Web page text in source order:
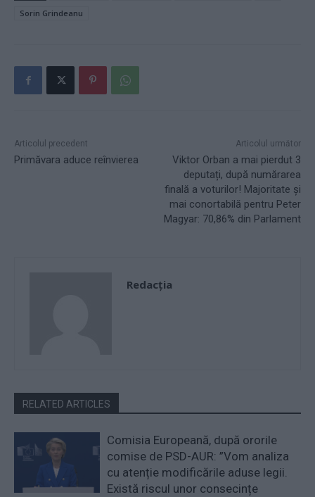
Sorin Grindeanu
Articolul precedent
Primăvara aduce reînvierea
Articolul următor
Viktor Orban a mai pierdut 3
deputați, după numărarea
finală a voturilor! Majoritate și
mai conortabilă pentru Peter
Magyar: 70,86% din Parlament
Redacţia
RELATED ARTICLES
Comisia Europeană, după ororile
comise de PSD-AUR: ”Vom analiza
cu atenție modificările aduse legii.
Există riscul unor consecințe